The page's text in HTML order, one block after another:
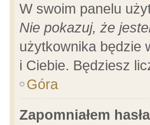
W swoim panelu
Nie pokazuj, że
użytkownika będzie
i Ciebie. Będziesz
Góra
Zapomniałem